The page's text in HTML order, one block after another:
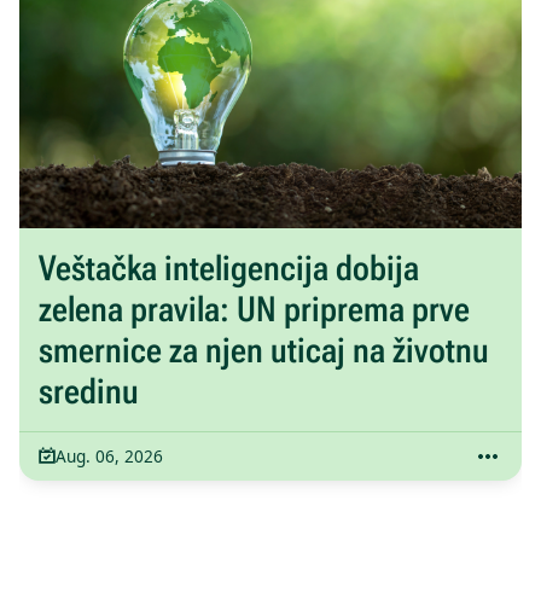
Veštačka inteligencija dobija
zelena pravila: UN priprema prve
smernice za njen uticaj na životnu
sredinu
Aug. 06, 2026